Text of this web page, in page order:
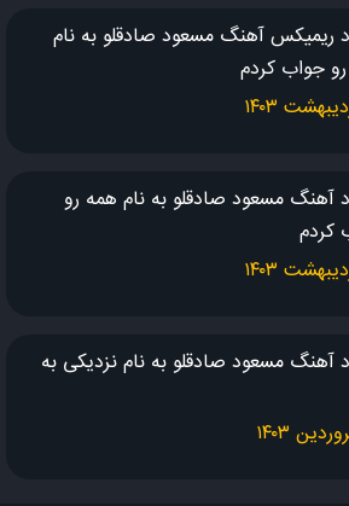
جونــم، سلام به مهربونــم
عشقِ پاکت، سلام به اون نگاهت
عشقم، من تورو می پرستم!
ی بارون، من و تو توو خیابون
هستی، من عاشقـونه هستم
تورو دارم، من دیگه نمی ترسم
ریمیکس آهنگ مسعود صادقلو به نام
جواب کردم
آهنگ مسعود صادقلو به نام همه رو
کردم
آهنگ مسعود صادقلو به نام نزدیکی به